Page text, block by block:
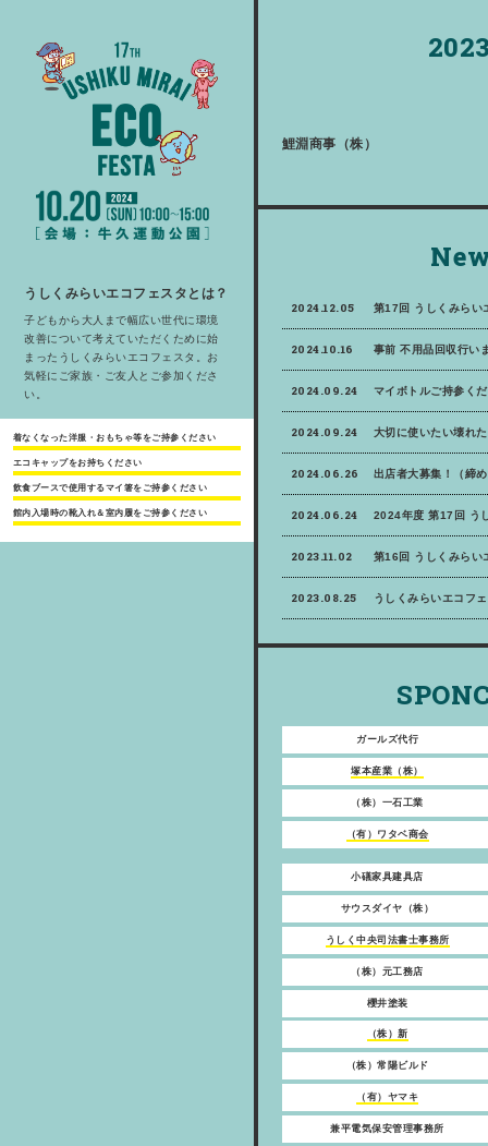
うしくみらいエコフェスタとは？
子どもから大人まで幅広い世代に環境
改善について考えていただくために始
まったうしくみらいエコフェスタ。お
気軽にご家族・ご友人とご参加くださ
い。
着なくなった洋服・おもちゃ等をご持参ください
エコキャップをお持ちください
飲食ブースで使用するマイ箸をご持参ください
館内入場時の靴入れ＆室内履をご持参ください
鯉淵商事（株）
2024.12.05 第17回 うしくみらい
2024.10.16 事前 不用品回収行い
2024.09.24 マイボトルご持参く
2024.09.24 大切に使いたい壊れ
2024.06.26 出店者大募集！（締
2024.06.24 2024年度 第17回 う
2023.11.02 第16回 うしくみらい
2023.08.25 うしくみらいエコフ
ガールズ代行
塚本産業（株）
（株）一石工業
（有）ワタベ商会
小礒家具建具店
サウスダイヤ（株）
うしく中央司法書士事務所
（株）元工務店
櫻井塗装
（株）新
（株）常陽ビルド
（有）ヤマキ
兼平電気保安管理事務所